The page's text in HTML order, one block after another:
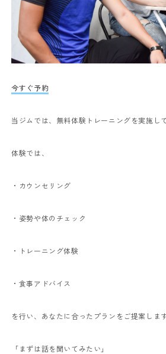
今すぐ予約
当ジムでは、無料体験トレーニングを実施し
体験では、
・カウンセリング
・姿勢や体のチェック
・トレーニング体験
・食事アドバイス
を行い、あなたに合ったプランをご提案します
「まずは話を聞いてみたい」